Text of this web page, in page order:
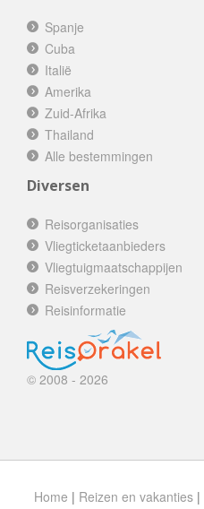
Spanje
Cuba
Italië
Amerika
Zuid-Afrika
Thailand
Alle bestemmingen
Diversen
Reisorganisaties
Vliegticketaanbieders
Vliegtuigmaatschappijen
Reisverzekeringen
Reisinformatie
© 2008 - 2026
Home | Reizen en vakanties|